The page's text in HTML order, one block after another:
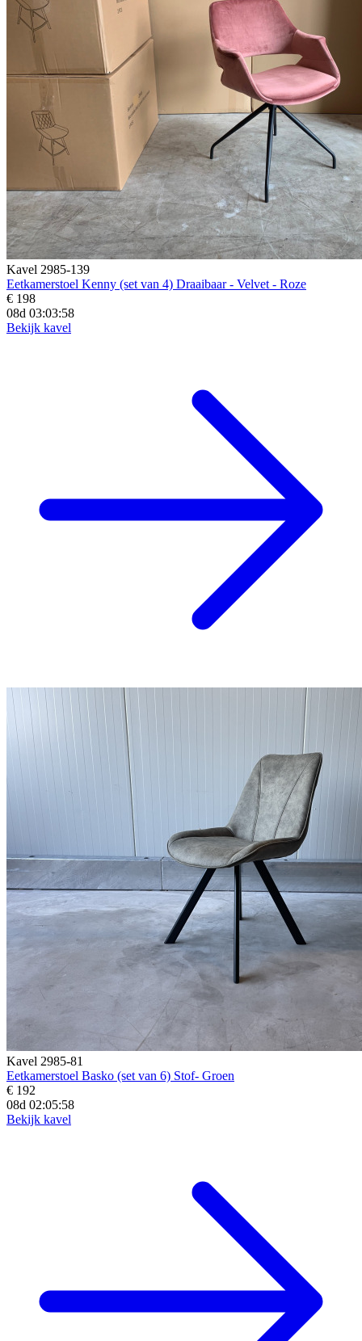
Kavel 2985-139
Eetkamerstoel Kenny (set van 4) Draaibaar - Velvet - Roze
€ 198
08d 03:03:56
Bekijk kavel
Kavel 2985-81
Eetkamerstoel Basko (set van 6) Stof- Groen
€ 192
08d 02:05:56
Bekijk kavel